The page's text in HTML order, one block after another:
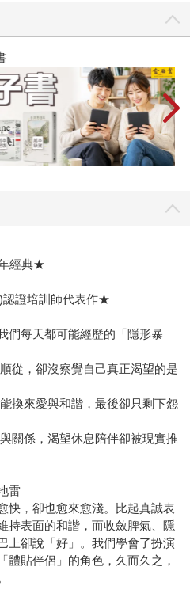
經典★
證培訓師代表作★
們每天都可能經歷的「隱形暴
從，卻沒察覺自己真正渴望的是
換來愛與和諧，最後卻只剩下怨
關係，渴望休息陪伴卻被現實推
雷
快，卻也愈來愈淺。比起真誠表
持表面的和諧，而收斂脾氣、隱
上卻說「好」。我們學會了扮演
體貼伴侶」的角色，久而久之，